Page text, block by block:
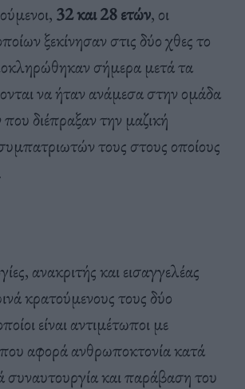
32 και 28 ετών, οι
ξεκίνησαν στις δύο χθες το
σήμερα μετά τα
να ήταν ανάμεσα στην ομάδα
διέπραξαν την μαζική
τους στους οποίους
ανακριτής και εισαγγελέας
κρατούμενους τους δύο
είναι αντιμέτωποι με
αφορά ανθρωποκτονία κατά
συναυτουργία και παράβαση του